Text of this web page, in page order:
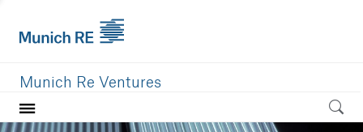
Munich Re Ventures
Home